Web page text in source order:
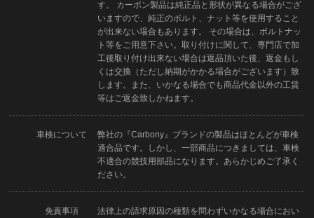
す。 カーボン製品は純正品と形状が異なる場合がござ
いますので、純正のボルト、ナット等を使用すること
が出来ない場合もあります。 その場合は、ボルトナッ
ト等をご用意下さい。取り付けに関して、専門店で加
工後取り付け出来ない場合は返品頂いた後、返金もし
くは交換（ただし納期がかかる場合がございます）致
します。また、いかなる場合でも商品代金以外の工賃
等はご返金致しかねます。
車検について
弊社の『Carbony』ブランドの製品はほとんどが車検
適合品です。しかし、一部商品につきましては、車検
不適合の競技用部品になります。あらかじめご了承く
ださい。
免責事項
法律上の請求原因の種類を問わずいかなる場合におい